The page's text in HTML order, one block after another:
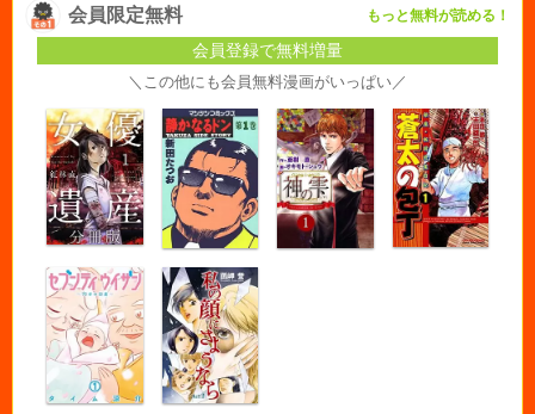
会員限定無料 もっと無料が読める！
会員登録で無料増量
＼この他にも会員無料漫画がいっぱい／